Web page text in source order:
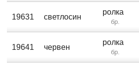
19631 светлосин
ролка
бр.
19641 червен
ролка
бр.